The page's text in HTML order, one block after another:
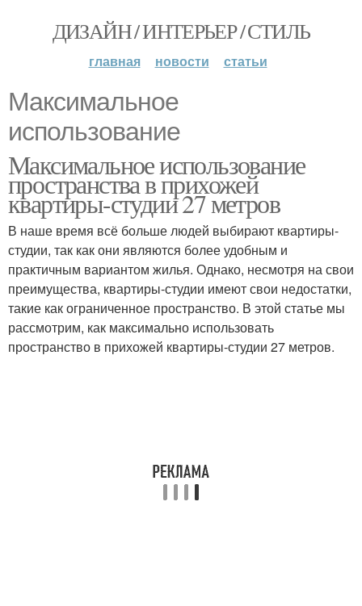
ДИЗАЙН / ИНТЕРЬЕР / СТИЛЬ
главная новости статьи
Максимальное
использование
Максимальное использование
пространства в прихожей
квартиры-студии 27 метров
В наше время всё больше людей выбирают квартиры-
студии, так как они являются более удобным и
практичным вариантом жилья. Однако, несмотря на свои
преимущества, квартиры-студии имеют свои недостатки,
такие как ограниченное пространство. В этой статье мы
рассмотрим, как максимально использовать
пространство в прихожей квартиры-студии 27 метров.